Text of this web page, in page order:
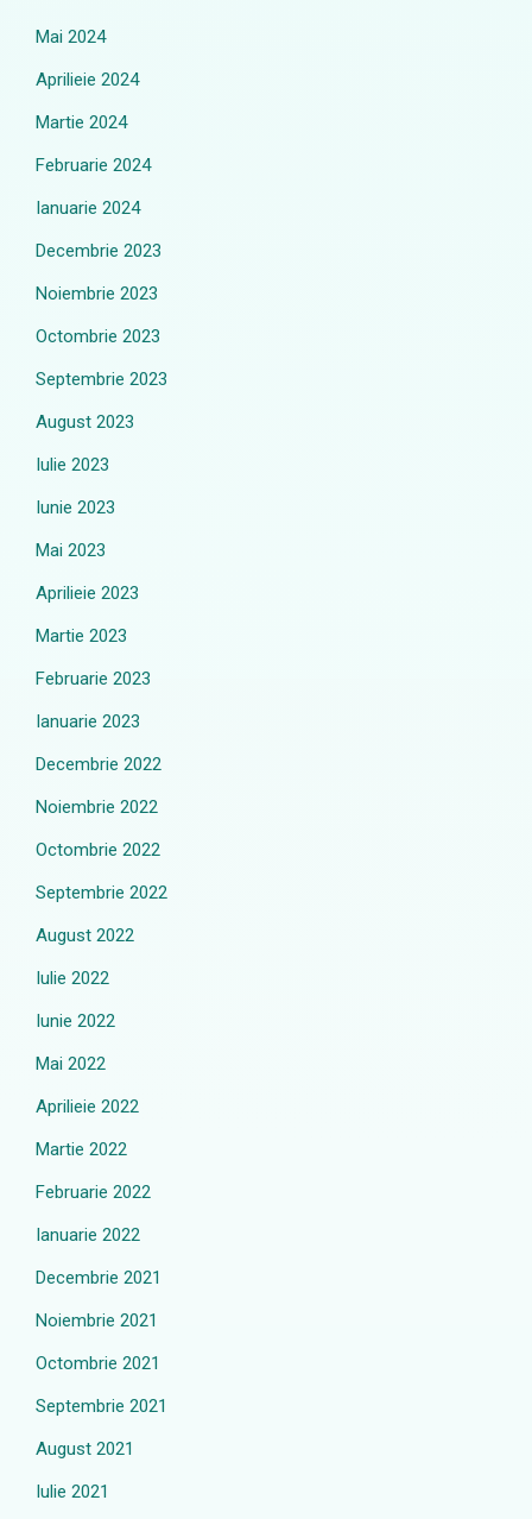
Mai 2024
Aprilieie 2024
Martie 2024
Februarie 2024
Ianuarie 2024
Decembrie 2023
Noiembrie 2023
Octombrie 2023
Septembrie 2023
August 2023
Iulie 2023
Iunie 2023
Mai 2023
Aprilieie 2023
Martie 2023
Februarie 2023
Ianuarie 2023
Decembrie 2022
Noiembrie 2022
Octombrie 2022
Septembrie 2022
August 2022
Iulie 2022
Iunie 2022
Mai 2022
Aprilieie 2022
Martie 2022
Februarie 2022
Ianuarie 2022
Decembrie 2021
Noiembrie 2021
Octombrie 2021
Septembrie 2021
August 2021
Iulie 2021